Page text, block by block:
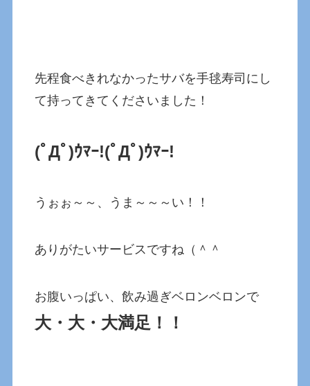
先程食べきれなかったサバを手毬寿司にし
て持ってきてくださいました！
(ﾟДﾟ)ｳﾏｰ!(ﾟДﾟ)ｳﾏｰ!
うぉぉ～～、うま～～～い！！
ありがたいサービスですね（＾＾
お腹いっぱい、飲み過ぎベロンベロンで
大・大・大満足！！